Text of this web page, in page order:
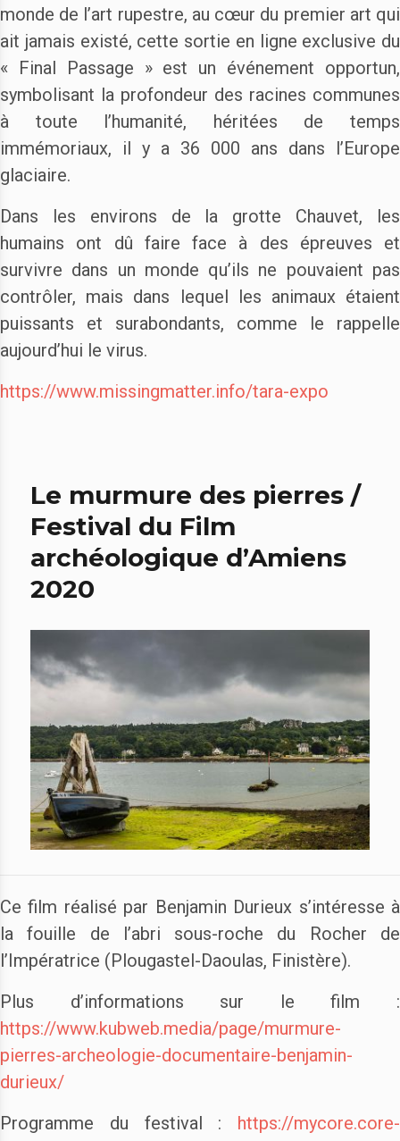
monde de l’art rupestre, au cœur du premier art qui
ait jamais existé, cette sortie en ligne exclusive du
« Final Passage » est un événement opportun,
symbolisant la profondeur des racines communes
à toute l’humanité, héritées de temps
immémoriaux, il y a 36 000 ans dans l’Europe
glaciaire.
Dans les environs de la grotte Chauvet, les
humains ont dû faire face à des épreuves et
survivre dans un monde qu’ils ne pouvaient pas
contrôler, mais dans lequel les animaux étaient
puissants et surabondants, comme le rappelle
aujourd’hui le virus.
https://www.missingmatter.info/tara-expo
Le murmure des pierres /
Festival du Film
archéologique d’Amiens
2020
Ce film réalisé par Benjamin Durieux s’intéresse à
la fouille de l’abri sous-roche du Rocher de
l’Impératrice (Plougastel-Daoulas, Finistère).
Plus d’informations sur le film :
https://www.kubweb.media/page/murmure-
pierres-archeologie-documentaire-benjamin-
durieux/
Programme du festival : https://mycore.core-